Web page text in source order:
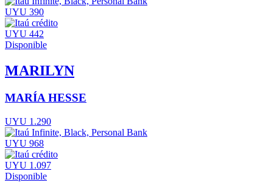
UYU 390
UYU 442
Disponible
MARILYN
MARÍA HESSE
UYU 1.290
UYU 968
UYU 1.097
Disponible